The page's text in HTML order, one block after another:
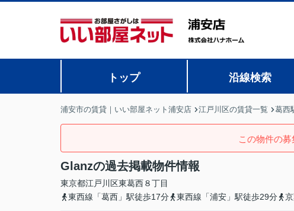
トップ 沿線検索
浦安市の賃貸｜いい部屋ネット浦安店 江戸川区の賃貸一覧 葛西
この物件の募
Glanzの過去掲載物件情報
東京都江戸川区東葛西８丁目
東西線「葛西」駅徒歩17分
東西線「浦安」駅徒歩29分